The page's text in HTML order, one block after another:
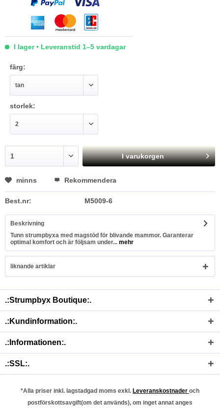
I lager • Leveranstid 1–5 vardagar
färg:
storlek:
I varukorgen
minns Rekommendera
Best.nr: M5009-6
Beskrivning
Tunn strumpbyxa med magstöd för blivande mammor. Garanterar
optimal komfort och är följsam under... mehr
liknande artiklar
.:Strumpbyx Boutique:.
.:Kundinformation:.
.:Informationen:.
.:SSL:.
*Alla priser inkl. lagstadgad moms exkl. Leveranskostnader och
postförskottsavgift(om det används), om inget annat anges